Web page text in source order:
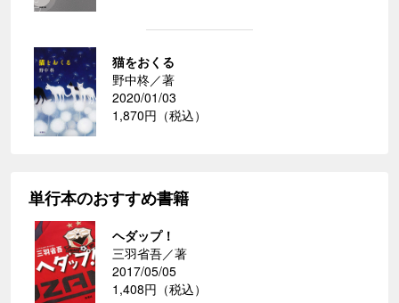
猫をおくる
野中柊／著
2020/01/03
1,870円（税込）
単行本のおすすめ書籍
ヘダップ！
三羽省吾／著
2017/05/05
1,408円（税込）